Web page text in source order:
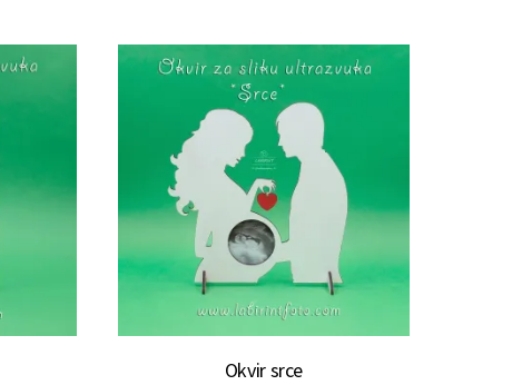
Okvir srce